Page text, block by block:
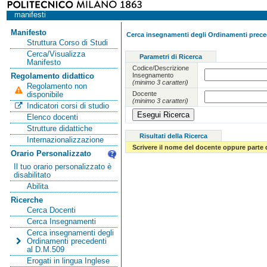
manifesti
Manifesto
Struttura Corso di Studi
Cerca/Visualizza
Manifesto
Regolamento didattico
Regolamento non
disponibile
Indicatori corsi di studio
Elenco docenti
Strutture didattiche
Internazionalizzazione
Orario Personalizzato
Il tuo orario personalizzato è
disabilitato
Abilita
Ricerche
Cerca Docenti
Cerca Insegnamenti
Cerca insegnamenti degli
Ordinamenti precedenti
al D.M.509
Erogati in lingua Inglese
Cerca insegnamenti degli Ordinamenti
Parametri di Ricerca
Codice/Descrizione
Insegnamento
(minimo 3 caratteri)
Docente
(minimo 3 caratteri)
Risultati della Ricerca
Scrivere il nome del docente oppure